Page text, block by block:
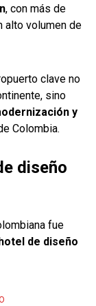
, con más de
alto volumen de
clave no
sino
y
Colombia.
diseño
fue
de diseño